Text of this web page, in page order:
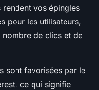
rendent vos épingles
pour les utilisateurs,
nombre de clics et de
sont favorisées par le
ce qui signifie